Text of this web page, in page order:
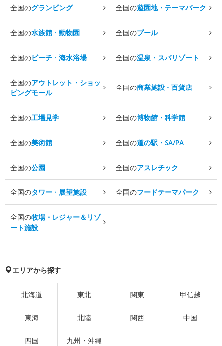
全国のグランピング 全国の遊園地・テーマパーク
全国の水族館・動物園 全国のプール
全国のビーチ・海水浴場 全国の温泉・スパリゾート
全国のアウトレット・ショッ
ピングモール
全国の商業施設・百貨店
全国の工場見学 全国の博物館・科学館
全国の美術館 全国の道の駅・SA/PA
全国の公園 全国のアスレチック
全国のタワー・展望施設 全国のフードテーマパーク
全国の牧場・レジャー＆リゾ
ート施設
エリアから探す
北海道 東北 関東 甲信越
東海 北陸 関西 中国
四国 九州・沖縄